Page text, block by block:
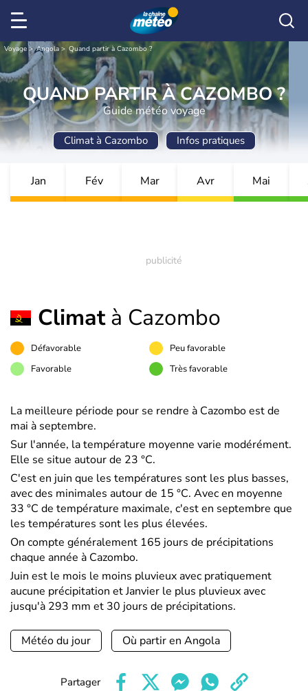
Voyage Angola Quand partir à Cazombo ?
QUAND PARTIR À CAZOMBO ?
Guide météo voyage
Climat à Cazombo Infos pratiques
Jan Fév Mar Avr Mai
Climatà Cazombo
Défavorable
Peu favorable
Favorable
Très favorable
La meilleure période pour se rendre à Cazombo est de
mai à septembre.
Sur l'année, la température moyenne varie modérément.
Elle se situe autour de 23 °C.
C'est en juin que les températures sont les plus basses,
avec des minimales autour de 15 °C. Avec en moyenne
33 °C de température maximale, c'est en septembre que
les températures sont les plus élevées.
On compte généralement 165 jours de précipitations
chaque année à Cazombo.
Juin est le mois le moins pluvieux avec pratiquement
aucune précipitation et Janvier le plus pluvieux avec
jusqu'à 293 mm et 30 jours de précipitations.
Météo du jour Où partir en Angola
Partager